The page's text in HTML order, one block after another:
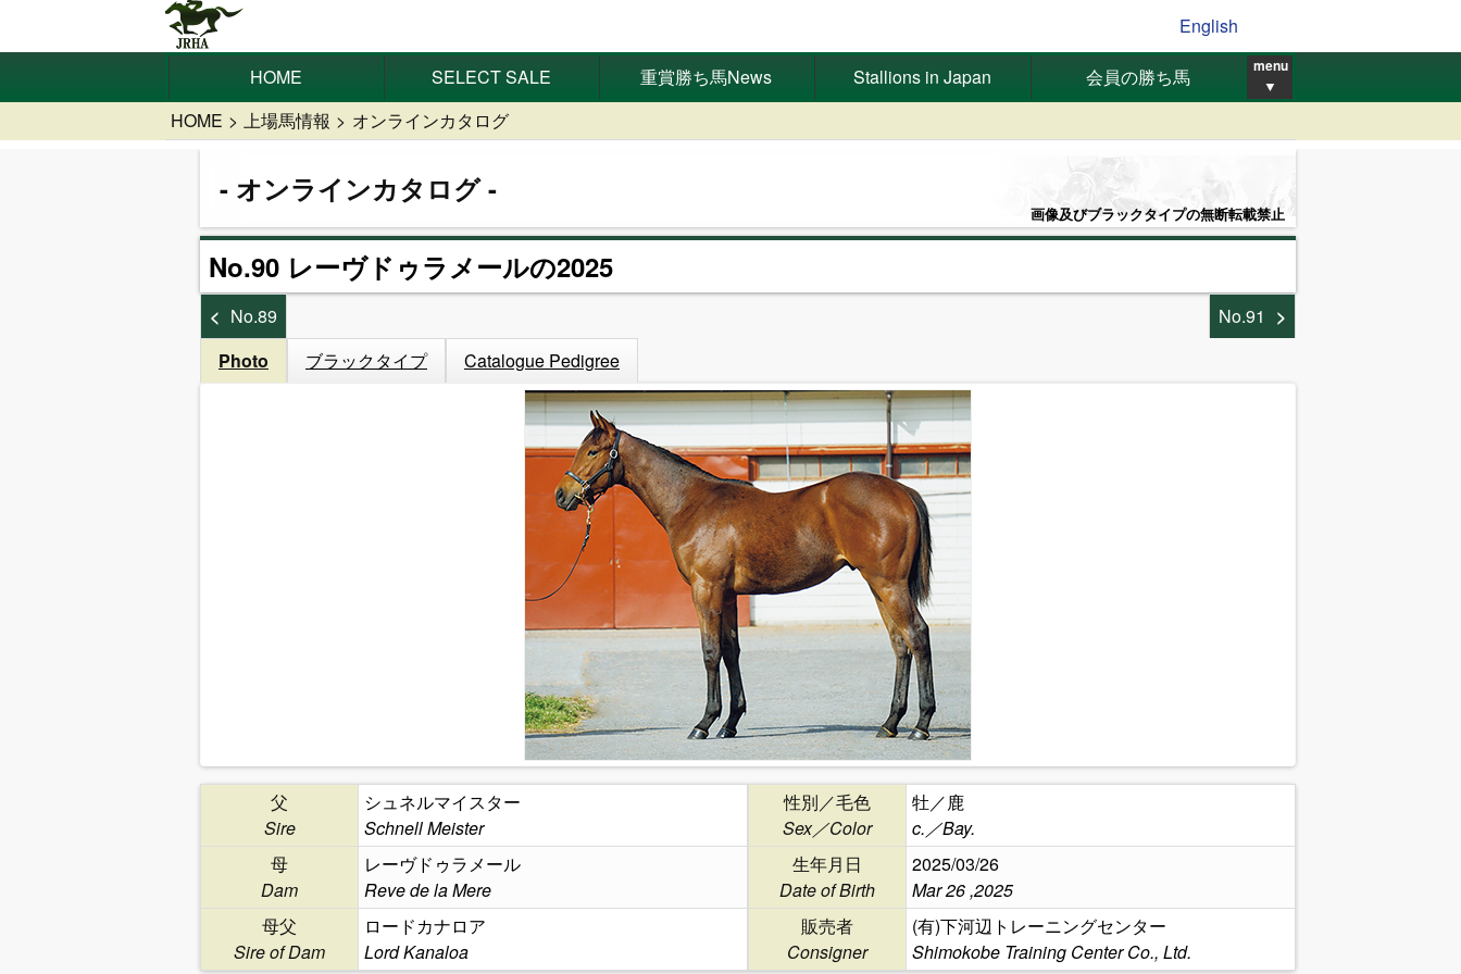
English
HOME SELECT SALE 重賞勝ち馬News Stallions in Japan 会員の勝ち馬 menu
▼
HOME 上場馬情報 オンラインカタログ
オンラインカタログ
画像及びブラックタイプの無断転載禁止
No.90 レーヴドゥラメールの2025
No.89
No.91
Photo
ブラックタイプ Catalogue Pedigree
父
Sire
シュネルマイスター
Schnell Meister
母
Dam
レーヴドゥラメール
Reve de la Mere
母父
Sire of Dam
ロードカナロア
Lord Kanaloa
性別／毛色
Sex／Color
牡／鹿
c.／Bay.
生年月日
Date of Birth
2025/03/26
Mar 26 ,2025
販売者
Consigner
(有)下河辺トレーニングセンター
Shimokobe Training Center Co., Ltd.